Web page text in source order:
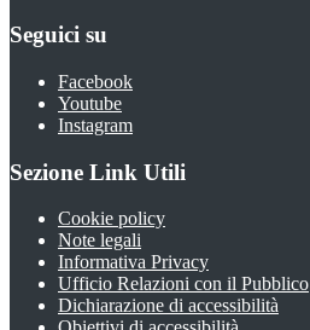
Seguici su
Facebook
Youtube
Instagram
Sezione Link Utili
Cookie policy
Note legali
Informativa Privacy
Ufficio Relazioni con il Pubblico
Dichiarazione di accessibilità